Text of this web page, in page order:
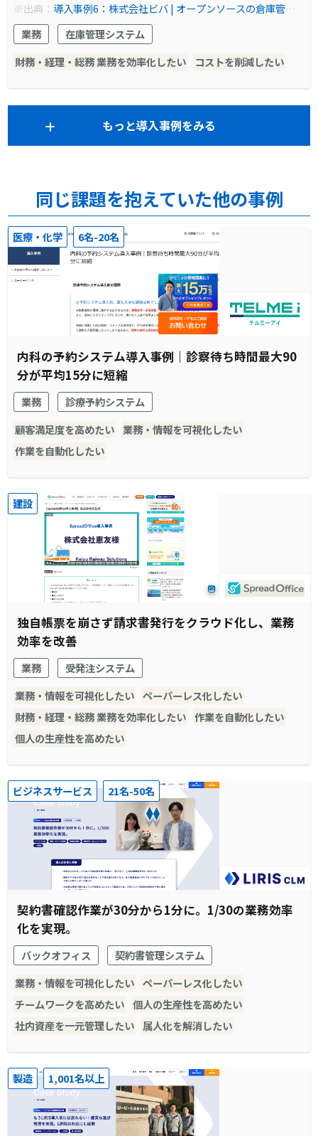
※出典： 導入事例6：株式会社ビバ | オープンソースの倉庫管理
システム(WMS)【インターストック】
業務
在庫管理システム
財務・経理・総務 業務を効率化したい
コストを削減したい
もっと導入事例をみる
同じ課題を抱えていた他の事例
医療・化学 6名-20名
内科の予約システム導入事例｜診察待ち時間最大90
分が平均15分に短縮
業務
診療予約システム
顧客満足度を高めたい 業務・情報を可視化したい
作業を自動化したい
建設
独自帳票を崩さず請求書発行をクラウド化し、業務
効率を改善
業務
受発注システム
業務・情報を可視化したい ペーパーレス化したい
財務・経理・総務 業務を効率化したい 作業を自動化したい
個人の生産性を高めたい
ビジネスサービス 21名-50名
契約書確認作業が30分から1分に。1/30の業務効率
化を実現。
バックオフィス
契約書管理システム
業務・情報を可視化したい ペーパーレス化したい
チームワークを高めたい 個人の生産性を高めたい
社内資産を一元管理したい 属人化を解消したい
製造 1,001名以上